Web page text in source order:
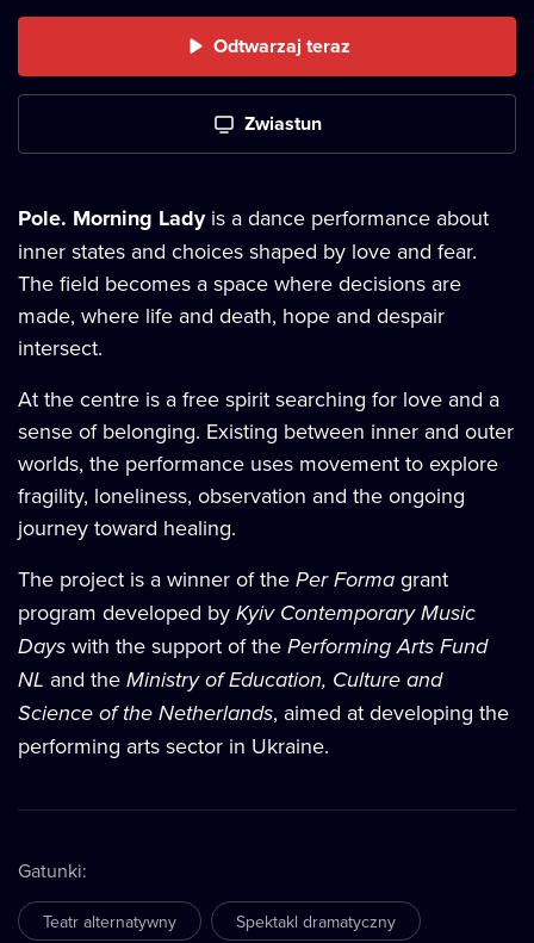
Odtwarzaj teraz
Zwiastun
Pole. Morning Ladyis a dance performance about
inner states and choices shaped by love and fear.
The field becomes a space where decisions are
made, where life and death, hope and despair
intersect.
At the centre is a free spirit searching for love and a
sense of belonging. Existing between inner and outer
worlds, the performance uses movement to explore
fragility, loneliness, observation and the ongoing
journey toward healing.
The project is a winner of the Per Forma grant
program developed by Kyiv Contemporary Music
Days with the support of the Performing Arts Fund
NL and the Ministry of Education, Culture and
Science of the Netherlands, aimed at developing the
performing arts sector in Ukraine.
Gatunki:
Teatr alternatywny Spektakl dramatyczny